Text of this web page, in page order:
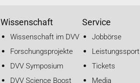
Wissenschaft
Wissenschaft im DVV
Forschungsprojekte
DVV Symposium
DVV Science Boost
Service
Jobbörse
Leistungssport
Tickets
Media